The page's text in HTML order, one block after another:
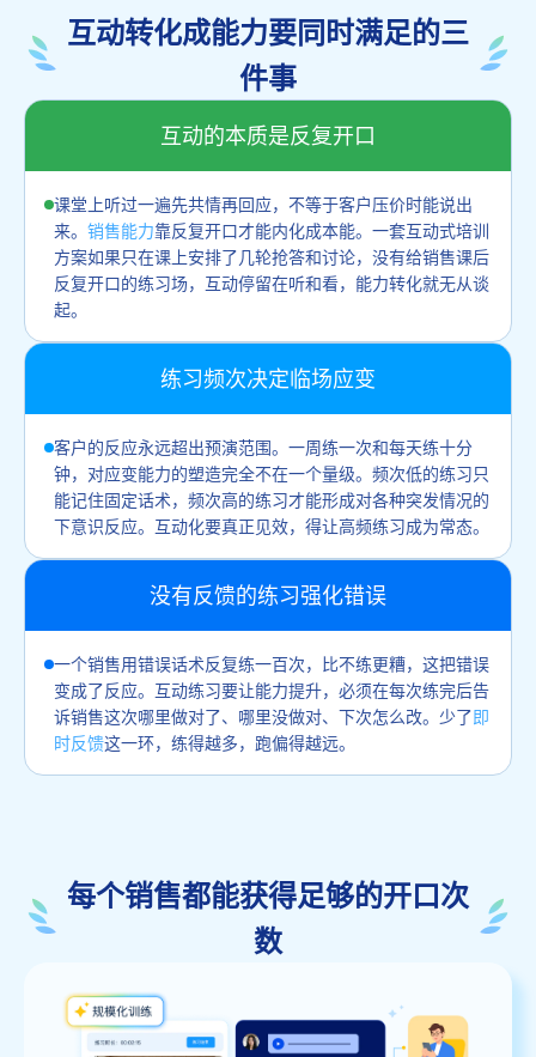
互动转化成能力要同时满足的三
件事
互动的本质是反复开口
课堂上听过一遍先共情再回应，不等于客户压价时能说出
来。 销售能力靠反复开口才能内化成本能。一套互动式培训
方案如果只在课上安排了几轮抢答和讨论，没有给销售课后
反复开口的练习场，互动停留在听和看，能力转化就无从谈
起。
练习频次决定临场应变
客户的反应永远超出预演范围。一周练一次和每天练十分
钟，对应变能力的塑造完全不在一个量级。频次低的练习只
能记住固定话术，频次高的练习才能形成对各种突发情况的
下意识反应。互动化要真正见效，得让高频练习成为常态。
没有反馈的练习强化错误
一个销售用错误话术反复练一百次，比不练更糟，这把错误
变成了反应。互动练习要让能力提升，必须在每次练完后告
诉销售这次哪里做对了、哪里没做对、下次怎么改。少了即
时反馈这一环，练得越多，跑偏得越远。
每个销售都能获得足够的开口次
数